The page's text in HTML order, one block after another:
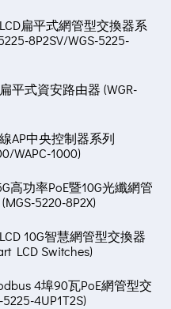
扁平式網管型交換器系
8P2SV/WGS-5225-
平式資安路由器 (WGR-
AP中央控制器系列
WAPC-1000)
高功率PoE暨10G光纖網管
5220-8P2X)
10G智慧網管型交換器
LCD Switches)
4埠90瓦PoE網管型交
4UP1T2S)